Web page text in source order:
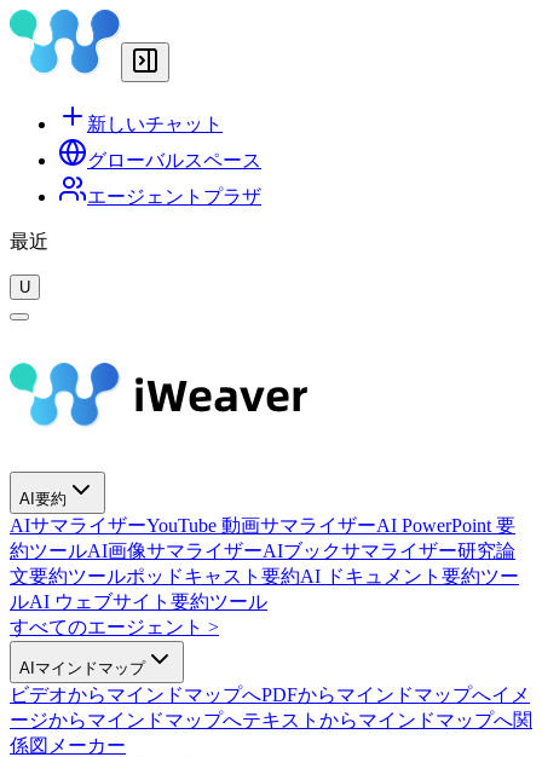
新しいチャット
グローバルスペース
エージェントプラザ
最近
U
AI要約
AIサマライザーYouTube 動画サマライザーAI PowerPoint 要
約ツールAI画像サマライザーAIブックサマライザー研究論
文要約ツールポッドキャスト要約AI ドキュメント要約ツー
ルAI ウェブサイト要約ツール
すべてのエージェント >
AIマインドマップ
ビデオからマインドマップへPDFからマインドマップへイメ
ージからマインドマップへテキストからマインドマップへ関
係図メーカー